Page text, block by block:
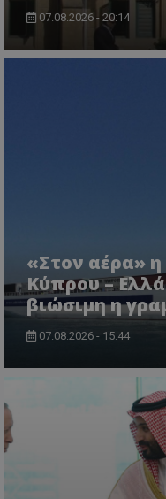
07.08.2026 - 20:14
«Στον αέρα»
Κύπρου –
βιώσιμη η
07.08.2026 - 15:44